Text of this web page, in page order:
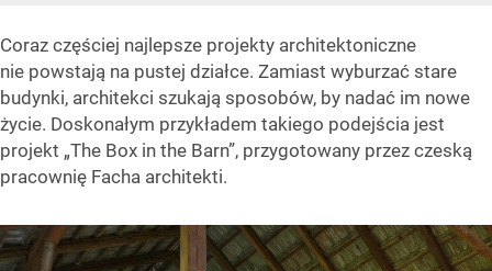
Coraz częściej najlepsze projekty architektoniczne
nie powstają na pustej działce. Zamiast wyburzać stare
budynki, architekci szukają sposobów, by nadać im nowe
życie. Doskonałym przykładem takiego podejścia jest
projekt „The Box in the Barn”, przygotowany przez czeską
pracownię Facha architekti.